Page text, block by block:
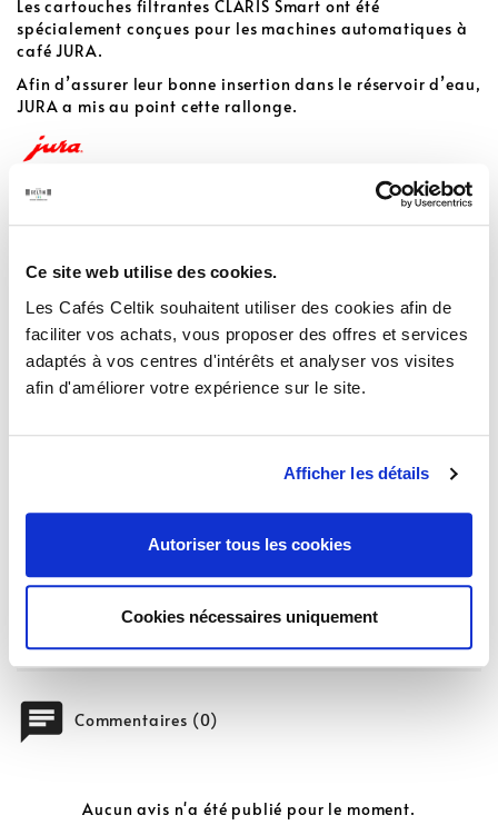
Ce site web utilise des cookies.
Les Cafés Celtik souhaitent utiliser des cookies afin de
faciliter vos achats, vous proposer des offres et services
adaptés à vos centres d'intérêts et analyser vos visites
afin d'améliorer votre expérience sur le site.
Afficher les détails
Autoriser tous les cookies
Cookies nécessaires uniquement
Les cartouches filtrantes CLARIS Smart ont été
spécialement conçues pour les machines automatiques à
café JURA.
Afin d’assurer leur bonne insertion dans le réservoir d’eau,
JURA a mis au point cette rallonge.
AJOUTER AU PANIER Derniers articles en stock
est requise sur les machines à café suivantes :
chat Commentaires (0)
Aucun avis n'a été publié pour le moment.